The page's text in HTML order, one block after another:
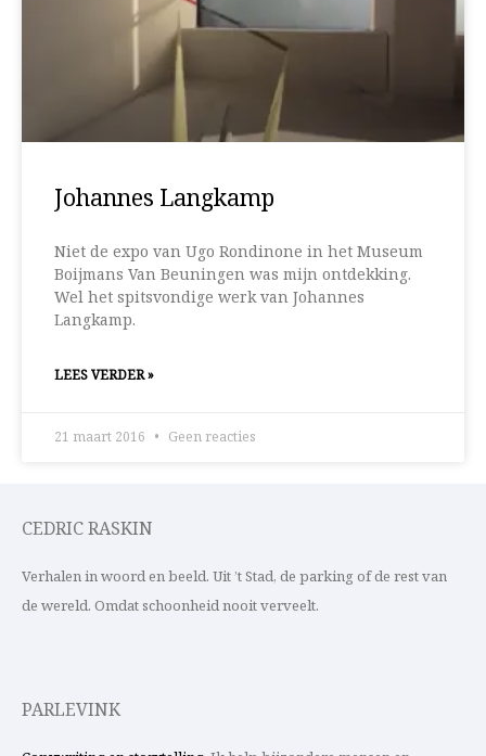
Johannes Langkamp
Niet de expo van Ugo Rondinone in het Museum
Boijmans Van Beuningen was mijn ontdekking.
Wel het spitsvondige werk van Johannes
Langkamp.
LEES VERDER »
21 maart 2016 Geen reacties
CEDRIC RASKIN
Verhalen in woord en beeld. Uit ’t Stad, de parking of de rest van
de wereld. Omdat schoonheid nooit verveelt.
PARLEVINK